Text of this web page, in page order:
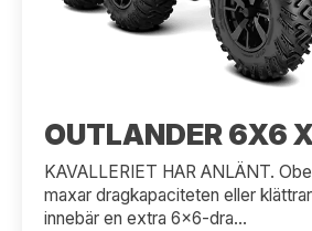
OUTLANDER 6X6
KAVALLERIET HAR ANLÄNT.
maxar dragkapaciteten eller
innebär en extra 6x6-dra...